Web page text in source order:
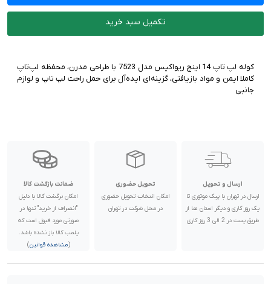
تکمیل سبد خرید
کوله لپ تاپ 14 اینچ ریواکیس مدل 7523 با طراحی مدرن، محفظه لپ‌تاپ
کاملا ایمن و مواد بازیافتی، گزینه‌ای ایده‌آل برای حمل راحت لپ تاپ و لوازم
جانبی
ارسال و تحویل
ارسال در تهران با پیک موتوری تا
یک روز کاری و دیگر استان ها از
طریق پست در 2 الی 3 روز کاری
تحویل حضوری
امکان انتخاب تحویل حضوری
در محل شرکت در تهران
ضمانت بازگشت کالا
امکان برگشت کالا با دلیل
"انصراف از خرید" تنها در
صورتی مورد قبول است که
پلمب کالا باز نشده باشد.
(مشاهده قوانین)